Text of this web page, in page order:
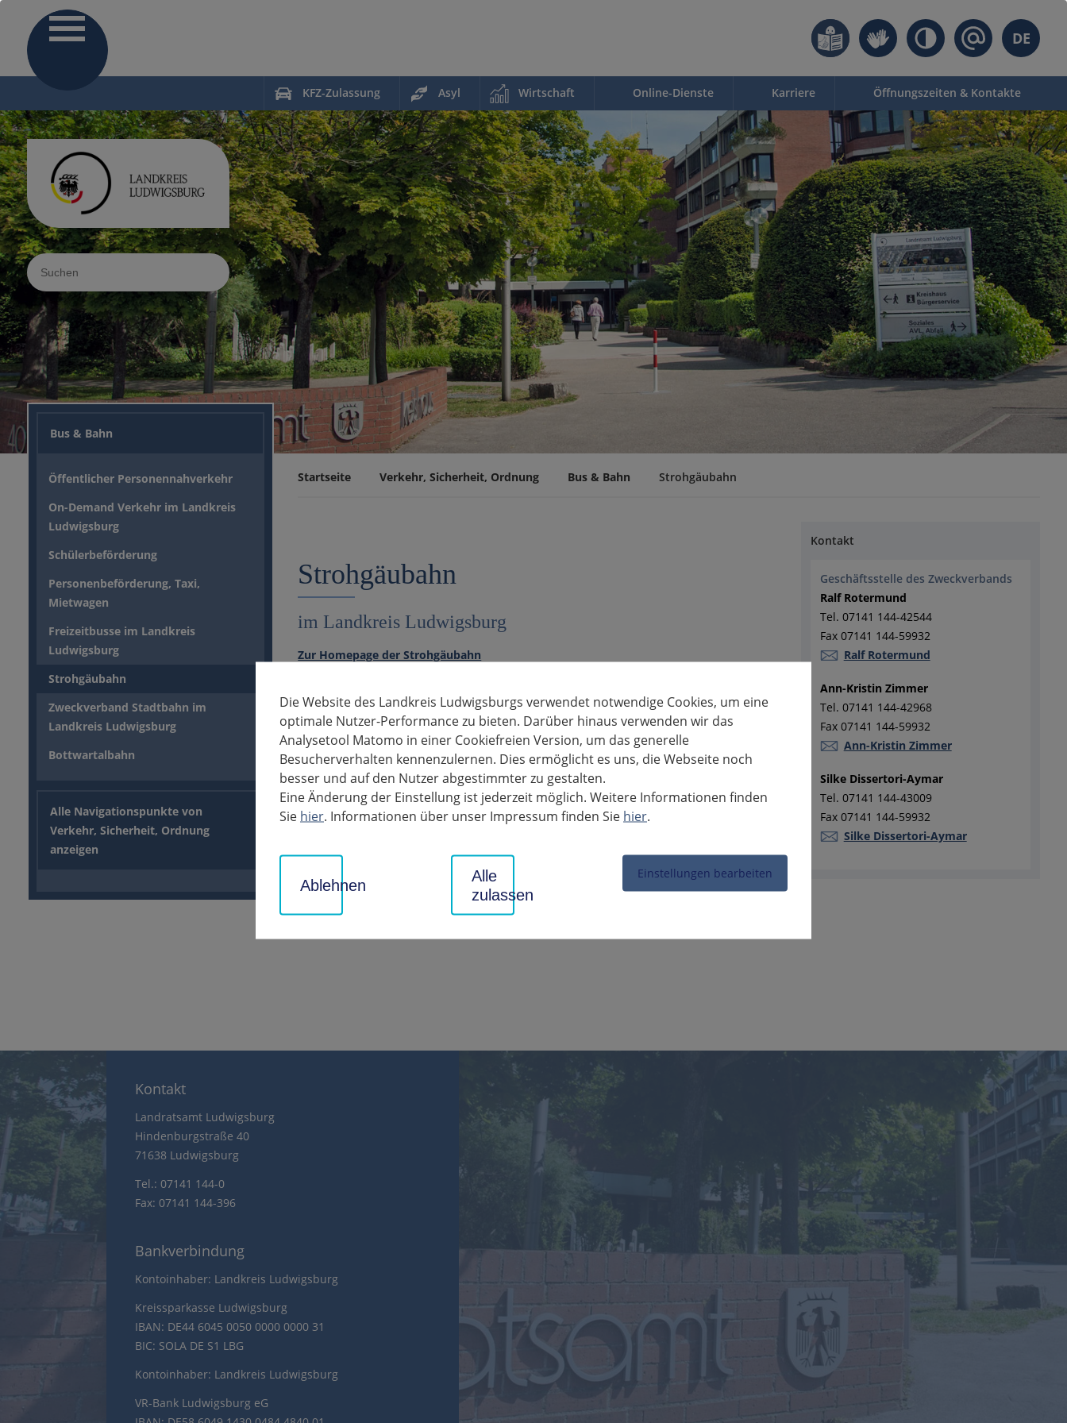
DE
KFZ-Zulassung Asyl Wirtschaft Online-Dienste Karriere Öffnungszeiten & Kontakte
Sucheingabe
Bus & Bahn
Öffentlicher Personennahverkehr
On-Demand Verkehr im Landkreis
Ludwigsburg
Schülerbeförderung
Personenbeförderung, Taxi,
Mietwagen
Freizeitbusse im Landkreis
Ludwigsburg
Strohgäubahn
Zweckverband Stadtbahn im
Landkreis Ludwigsburg
Bottwartalbahn
Alle Navigationspunkte von
Verkehr, Sicherheit, Ordnung
anzeigen
Startseite Verkehr, Sicherheit, Ordnung Bus & Bahn Strohgäubahn
Strohgäubahn
im Landkreis Ludwigsburg
Zur Homepage der Strohgäubahn
Kontakt
Geschäftsstelle des Zweckverbands
Ralf Rotermund
Tel. 07141 144-42544
Fax 07141 144-59932
Ralf Rotermund
Ann-Kristin Zimmer
Tel. 07141 144-42968
Fax 07141 144-59932
Ann-Kristin Zimmer
Silke Dissertori-Aymar
Tel. 07141 144-43009
Fax 07141 144-59932
Silke Dissertori-Aymar
Kontakt
Landratsamt Ludwigsburg
Hindenburgstraße 40
71638 Ludwigsburg
Tel.: 07141 144-0
Fax: 07141 144-396
Bankverbindung
Kontoinhaber: Landkreis Ludwigsburg
Kreissparkasse Ludwigsburg
IBAN: DE44 6045 0050 0000 0000 31
BIC: SOLA DE S1 LBG
Kontoinhaber: Landkreis Ludwigsburg
VR-Bank Ludwigsburg eG
Die Website des Landkreis Ludwigsburgs verwendet notwendige Cookies, um eine
optimale Nutzer-Performance zu bieten. Darüber hinaus verwenden wir das
Analysetool Matomo in einer Cookiefreien Version, um das generelle
Besucherverhalten kennenzulernen. Dies ermöglicht es uns, die Webseite noch
besser und auf den Nutzer abgestimmter zu gestalten.
Eine Änderung der Einstellung ist jederzeit möglich. Weitere Informationen finden
Sie hier. Informationen über unser Impressum finden Sie hier.
Einstellungen bearbeiten
Ablehnen
Alle
zulassen